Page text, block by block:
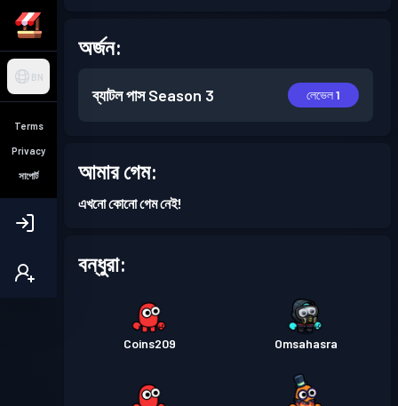
BN
Terms
Privacy
সাপোর্ট
অর্জন:
ব্যাটল পাস Season 3 লেভেল 1
আমার গেম:
এখনো কোনো গেম নেই!
বন্ধুরা:
Coins209 Omsahasra